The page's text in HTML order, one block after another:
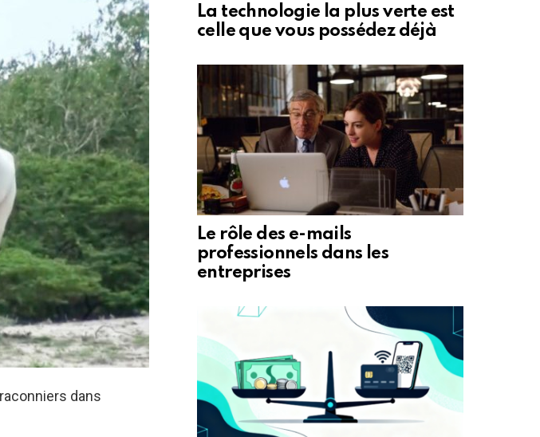
dans
La technologie la plus verte est
celle que vous possédez déjà
Le rôle des e-mails
professionnels dans les
entreprises